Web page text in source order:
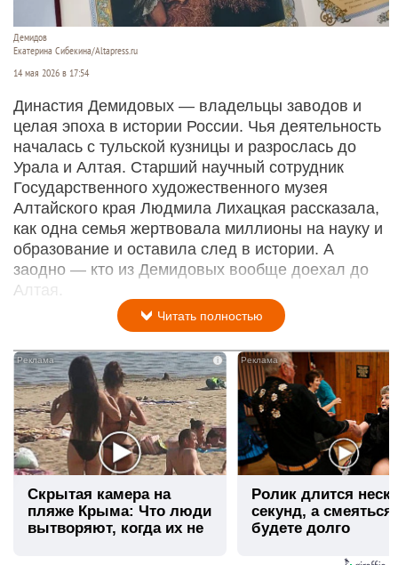
Демидов
Екатерина Сибекина/Altapress.ru
14 мая 2026 в 17:54
Династия Демидовых — владельцы заводов и
целая эпоха в истории России. Чья деятельность
началась с тульской кузницы и разрослась до
Урала и Алтая. Старший научный сотрудник
Государственного художественного музея
Алтайского края Людмила Лихацкая рассказала,
как одна семья жертвовала миллионы на науку и
образование и оставила след в истории. А
заодно — кто из Демидовых вообще доехал до
Алтая.
Читать полностью
i
Скрытая камера на
пляже Крыма: Что люди
вытворяют, когда их не
Ролик длится
секунд, а
будете долго